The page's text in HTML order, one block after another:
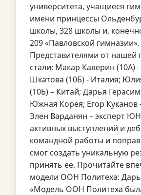
университета, учащиеся
имени принцессы
школы, 328 школы и,
209 «Павловской гимназии».
Представителями от нашей
стали: Макар Каверин (10А)
Шкатова (10Б) - Италия;
(10Б) – Китай; Дарья
Южная Корея; Егор
Элен Варданян – эксперт
активных выступлений и
командной работы и
смог создать уникальную
принять ее. ‍Прочитайте
модели ООН Политеха:
«Модель ООН Политеха